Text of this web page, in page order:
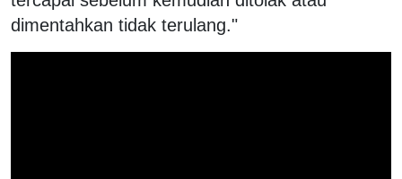
dimentahkan tidak terulang."